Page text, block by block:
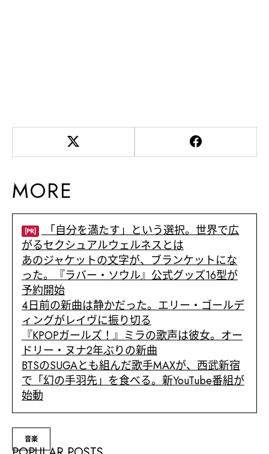
MORE
[PR]
「自分を満たす」という選択。世界で広
がるセクシュアルウェルネスとは
あのジャケットの文字が、ブランケットにな
った。『ラバー・ソウル』公式グッズ16型が
予約開始
4日前の新曲は静かだった。エリー・ゴールデ
ィングがレイヴに振り切る
『KPOPガールズ！』ミラの歌声は彼女。オー
ドリー・ヌナ2年ぶりの新曲
BTSのSUGAとも組んだ歌手MAXが、西武新宿
で「幻の手羽先」を食べる。新YouTube番組が
始動
音楽